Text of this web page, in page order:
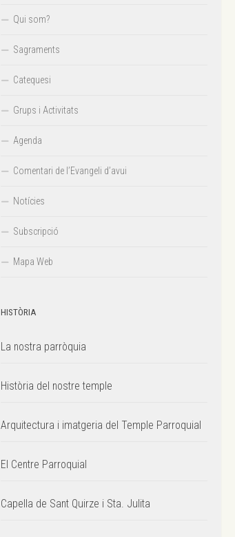
Qui som?
Sagraments
Catequesi
Grups i Activitats
Agenda
Comentari de l’Evangeli d’avui
Notícies
Subscripció
Mapa Web
HISTÒRIA
La nostra parròquia
Història del nostre temple
Arquitectura i imatgeria del Temple Parroquial
El Centre Parroquial
Capella de Sant Quirze i Sta. Julita